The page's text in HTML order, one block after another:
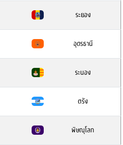
ระยอง
อุดรธานี
ระนอง
ตรัง
พิษณุโลก